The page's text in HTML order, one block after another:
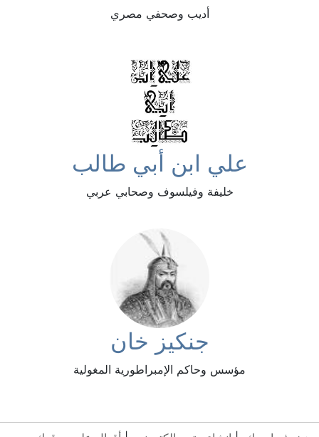
أديب وصحفي مصري
علي ابن أبي طالب
خليفة وفيلسوف وصحابي عربي
جنكيز خان
مؤسس وحاكم الإمبراطورية المغولية